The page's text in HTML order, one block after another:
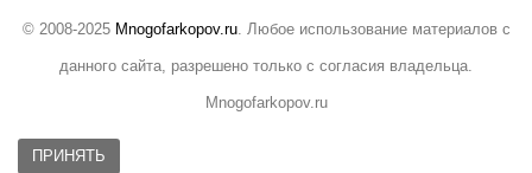
© 2008-2025 Mnogofarkopov.ru. Любое использование материалов с
данного сайта, разрешено только с согласия владельца.
Mnogofarkopov.ru
ПРИНЯТЬ